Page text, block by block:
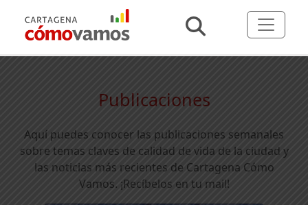
Publicaciones
Aquí puedes conocer las publicaciones semanales
sobre temas claves de calidad de vida de la ciudad y
las noticias más recientes de Cartagena Cómo
Vamos. ¡Recíbelos en tu mail!